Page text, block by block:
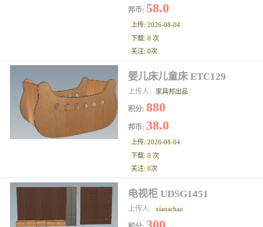
邦币: 58.0
上传: 2026-08-04
下载: 0 次
关注: 0次
婴儿床儿童床 ETC129
上传人: 家具邦出品
积分:880
邦币: 38.0
上传: 2026-08-04
下载: 0 次
关注: 0次
电视柜 UDSG1451
上传人: xiaoachao